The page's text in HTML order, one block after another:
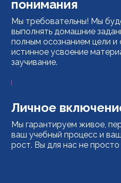
понимания
Мы требовательны! Мы
выполнять домашние
полным осознанием цели и
истинное усвоение
заучивание.
Личное
Мы гарантируем живое,
ваш учебный процесс и
рост. Вы для нас не просто